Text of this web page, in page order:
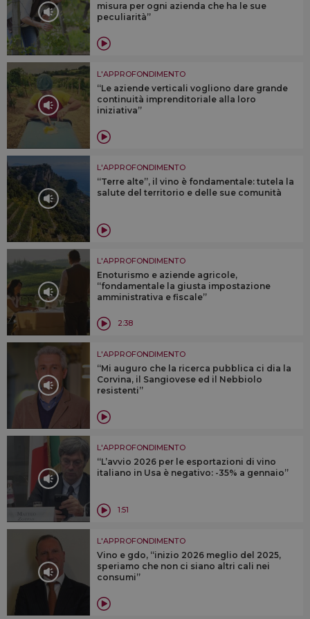
misura per ogni azienda che ha le sue
peculiarità”
L'APPROFONDIMENTO
“Le aziende verticali vogliono dare grande
continuità imprenditoriale alla loro
iniziativa”
L'APPROFONDIMENTO
“Terre alte”, il vino è fondamentale: tutela la
salute del territorio e delle sue comunità
L'APPROFONDIMENTO
Enoturismo e aziende agricole,
“fondamentale la giusta impostazione
amministrativa e fiscale”
2:38
L'APPROFONDIMENTO
“Mi auguro che la ricerca pubblica ci dia la
Corvina, il Sangiovese ed il Nebbiolo
resistenti”
L'APPROFONDIMENTO
“L’avvio 2026 per le esportazioni di vino
italiano in Usa è negativo: -35% a gennaio”
1:51
L'APPROFONDIMENTO
Vino e gdo, “inizio 2026 meglio del 2025,
speriamo che non ci siano altri cali nei
consumi”